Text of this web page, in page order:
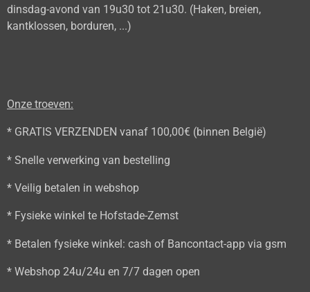
dinsdag-avond van 19u30 tot 21u30. (Haken, breien,
kantklossen, borduren, ...)
Onze troeven:
* GRATIS VERZENDEN vanaf 100,00€ (binnen België)
* Snelle verwerking van bestelling
* Veilig betalen in webshop
* Fysieke winkel te Hofstade-Zemst
* Betalen fysieke winkel: cash of Bancontact-app via gsm
* Webshop 24u/24u en 7/7 dagen open